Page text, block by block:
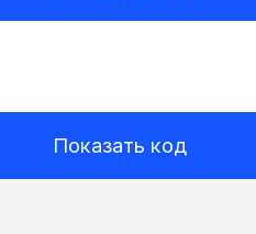
Показать код